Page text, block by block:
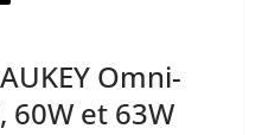
Omni-
60W et 63W